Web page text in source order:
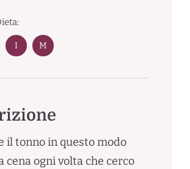
I M
il tonno in questo modo
cena ogni volta che cerco